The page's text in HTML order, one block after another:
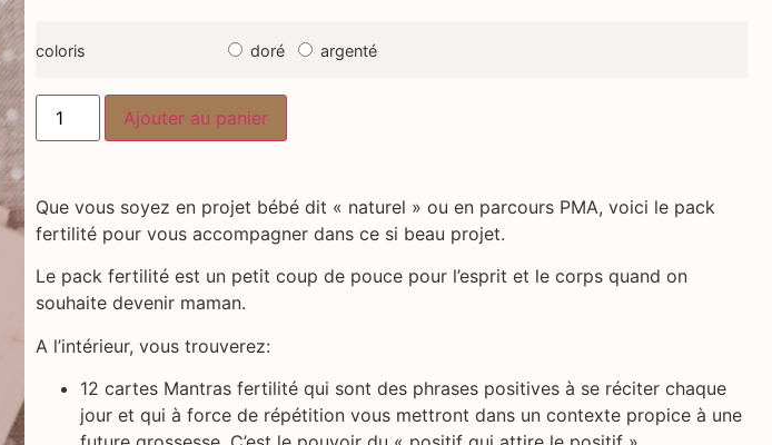
coloris doré argenté
Ajouter au panier
Que vous soyez en projet bébé dit « naturel » ou en parcours PMA, voici le pack
fertilité pour vous accompagner dans ce si beau projet.
Le pack fertilité est un petit coup de pouce pour l’esprit et le corps quand on
souhaite devenir maman.
A l’intérieur, vous trouverez:
12 cartes Mantras fertilité qui sont des phrases positives à se réciter chaque
jour et qui à force de répétition vous mettront dans un contexte propice à une